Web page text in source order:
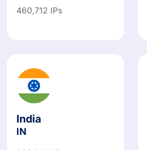
460,712 IPs
India
IN